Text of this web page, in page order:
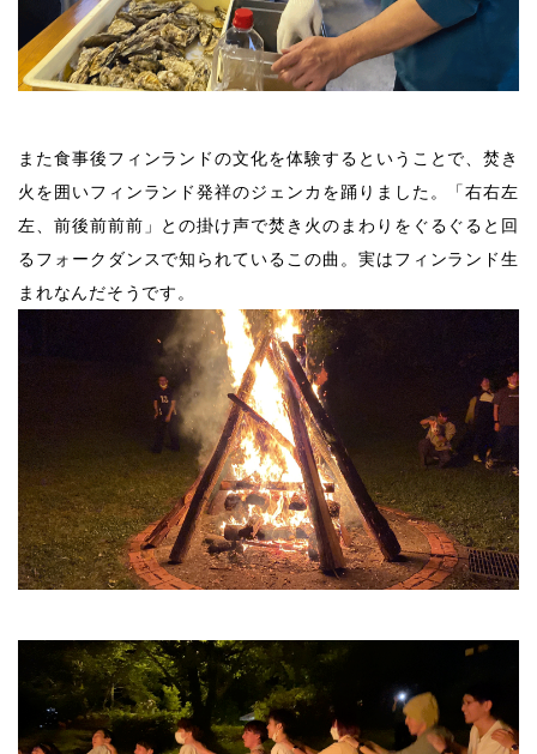
また食事後フィンランドの文化を体験するということで、焚き
火を囲いフィンランド発祥のジェンカを踊りました。「右右左
左、前後前前前」との掛け声で焚き火のまわりをぐるぐると回
るフォークダンスで知られているこの曲。実はフィンランド生
まれなんだそうです。